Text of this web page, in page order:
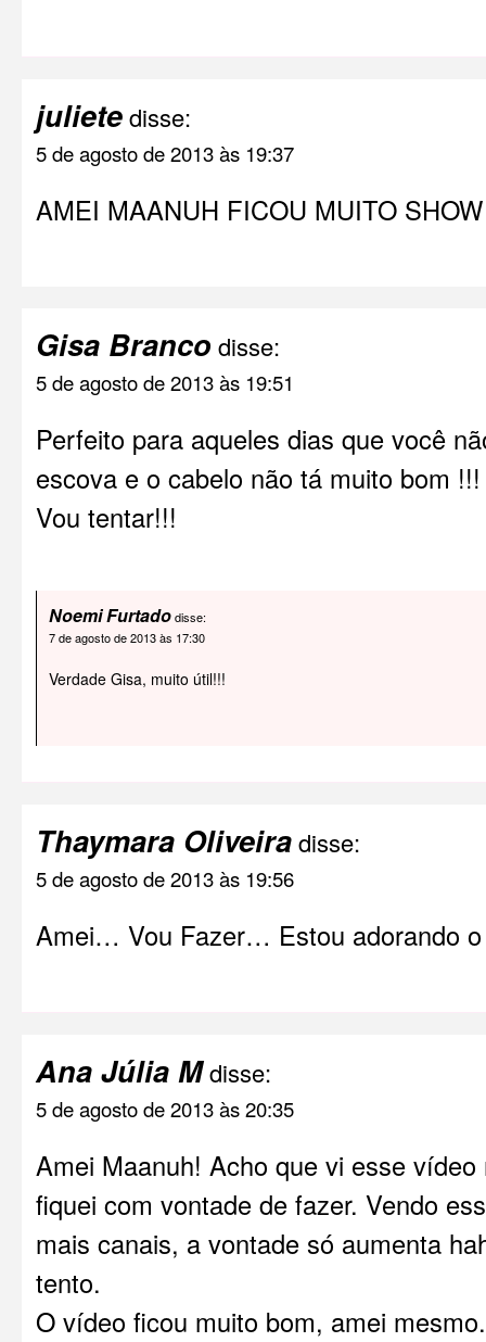
julietedisse:
5 de agosto de 2013 às 19:37
AMEI MAANUH FICOU MUITO
Gisa Branco disse:
5 de agosto de 2013 às 19:51
Perfeito para aqueles dias que você
escova e o cabelo não tá muito bom !!!
Vou tentar!!!
Noemi Furtadodisse:
7 de agosto de 2013 às 17:30
Verdade Gisa, muito útil!!!
Thaymara Oliveiradisse:
5 de agosto de 2013 às 19:56
Amei… Vou Fazer… Estou adorando
Ana Júlia Mdisse:
5 de agosto de 2013 às 20:35
Amei Maanuh! Acho que vi esse
fiquei com vontade de fazer. Vendo
mais canais, a vontade só aumenta
tento.
O vídeo ficou muito bom, amei